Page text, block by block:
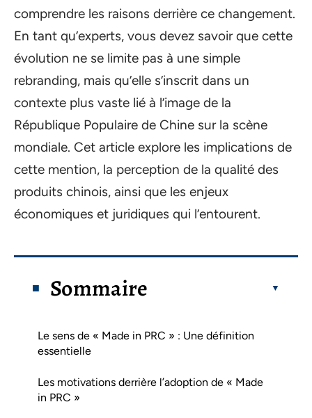
comprendre les raisons derrière ce changement.
En tant qu’experts, vous devez savoir que cette
évolution ne se limite pas à une simple
rebranding, mais qu’elle s’inscrit dans un
contexte plus vaste lié à l’image de la
République Populaire de Chine sur la scène
mondiale. Cet article explore les implications de
cette mention, la perception de la qualité des
produits chinois, ainsi que les enjeux
économiques et juridiques qui l’entourent.
Sommaire
Le sens de « Made in PRC » : Une définition
essentielle
Les motivations derrière l’adoption de « Made
in PRC »